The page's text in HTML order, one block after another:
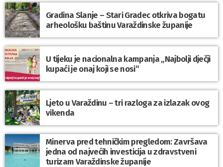
Gradina Slanje – Stari Gradec otkriva bogatu
arheološku baštinu Varaždinske županije
U tijeku je nacionalna kampanja „Najbolji dječji
kupaći je onaj koji se nosi“
Ljeto u Varaždinu – tri razloga za izlazak ovog
vikenda
Minerva pred tehničkim pregledom: Završava
jedna od najvećih investicija u zdravstveni
turizam Varaždinske županije